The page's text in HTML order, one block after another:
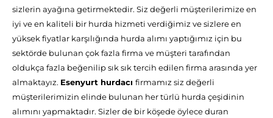
sizlerin ayağına getirmektedir. Siz değerli müşterilerimize en
iyi ve en kaliteli bir hurda hizmeti verdiğimiz ve sizlere en
yüksek fiyatlar karşılığında hurda alımı yaptığımız için bu
sektörde bulunan çok fazla firma ve müşteri tarafından
oldukça fazla beğenilip sık sık tercih edilen firma arasında yer
almaktayız. Esenyurt hurdacı firmamız siz değerli
müşterilerimizin elinde bulunan her türlü hurda çeşidinin
alımını yapmaktadır. Sizler de bir köşede öylece duran